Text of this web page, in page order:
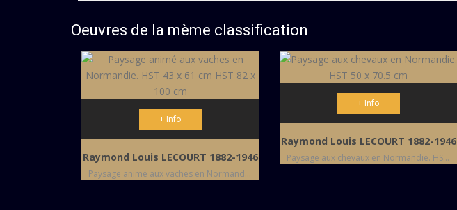
Oeuvres de la mème classification
+ Info
Raymond Louis LECOURT 1882-1946
Paysage animé aux vaches en Normandie. HST 43 x 61 cm HST 82 x 100 cm
+ Info
Raymond Louis LECOURT 1882-1946
Paysage aux chevaux en Normandie. HST 50 x 70.5 cm